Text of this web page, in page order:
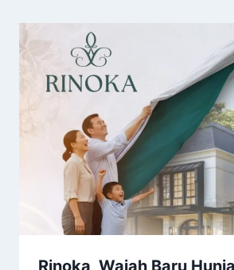
Rinoka, Wajah Baru